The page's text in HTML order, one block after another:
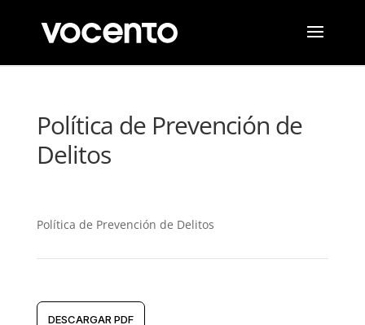
Política de Prevención de
Delitos
Política de Prevención de Delitos
DESCARGAR PDF